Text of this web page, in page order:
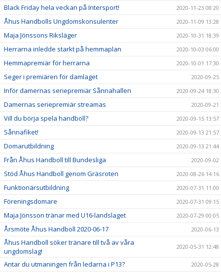
Black Friday hela veckan på Intersport! 2020-11-23 08:20
Åhus Handbolls Ungdomskonsulenter 2020-11-09 13:28
Maja Jönssons Riksläger 2020-10-31 18:39
Herrarna inledde starkt på hemmaplan 2020-10-03 06:00
Hemmapremiär för herrarna 2020-10-01 17:30
Seger i premiären för damlaget 2020-09-25
Inför damernas seriepremiär Sånnahallen 2020-09-24 18:30
Damernas seriepremiär streamas 2020-09-21
Vill du börja spela handboll? 2020-09-15 13:57
Sånnafiket! 2020-09-13 21:57
Domarutbildning 2020-09-13 21:44
Från Åhus Handboll till Bundesliga 2020-09-02
Stöd Åhus Handboll genom Gräsroten 2020-08-26 14:16
Funktionärsutbildning 2020-07-31 11:00
Föreningsdomare 2020-07-31 09:15
Maja Jönsson tränar med U16-landslaget 2020-07-29 00:05
Årsmöte Åhus Handboll 2020-06-17 2020-06-13
Åhus Handboll söker tränare till två av våra
ungdomslag!
2020-05-31 12:48
Antar du utmaningen från ledarna i P13? 2020-05-28